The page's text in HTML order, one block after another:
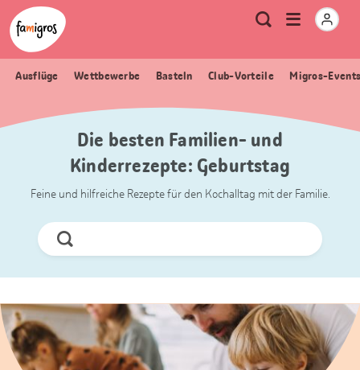
Sprungmarken
Navigation
Header
Logo
Meta
Navigation
Suche
Menu
öffnen
Ausflüge Wettbewerbe Basteln Club-Vorteile Migros-
Die besten Familien- und
Kinderrezepte: Geburtstag
Feine und hilfreiche Rezepte für den Kochalltag mit der Familie.
Jetzt
Suchen